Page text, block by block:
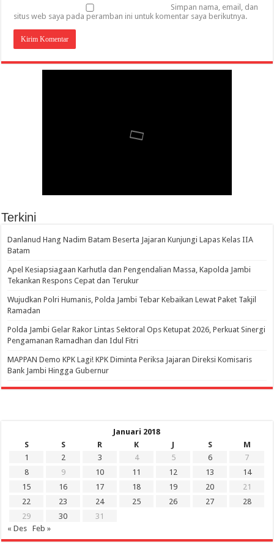
Simpan nama, email, dan
situs web saya pada peramban ini untuk komentar saya berikutnya.
Terkini
Danlanud Hang Nadim Batam Beserta Jajaran Kunjungi Lapas Kelas IIA
Batam
Apel Kesiapsiagaan Karhutla dan Pengendalian Massa, Kapolda Jambi
Tekankan Respons Cepat dan Terukur
Wujudkan Polri Humanis, Polda Jambi Tebar Kebaikan Lewat Paket Takjil
Ramadan
Polda Jambi Gelar Rakor Lintas Sektoral Ops Ketupat 2026, Perkuat Sinergi
Pengamanan Ramadhan dan Idul Fitri
‎MAPPAN Demo KPK Lagi! KPK Diminta Periksa Jajaran Direksi Komisaris
Bank Jambi Hingga Gubernur ‎
Januari 2018
S
S R K J S
M
1
2 3 4 5 6
7
8
9 10 11 12 13
14
15
16 17 18 19 20
21
22
23 24 25 26 27
28
29
30
31
« Des
Feb »